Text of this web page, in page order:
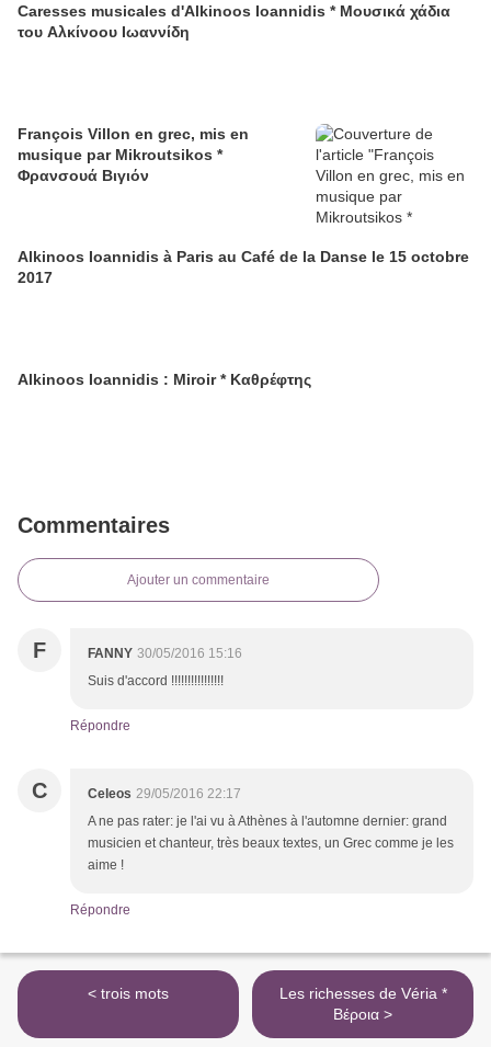
Caresses musicales d'Alkinoos Ioannidis * Μουσικά χάδια
του Αλκίνοου Ιωαννίδη
François Villon en grec, mis en
musique par Mikroutsikos *
Φρανσουά Βιγιόν
Alkinoos Ioannidis à Paris au Café de la Danse le 15 octobre
2017
Alkinoos Ioannidis : Miroir * Καθρέφτης
Commentaires
Ajouter un commentaire
F FANNY 30/05/2016 15:16
Suis d'accord !!!!!!!!!!!!!!!!
Répondre
C Celeos 29/05/2016 22:17
A ne pas rater: je l'ai vu à Athènes à l'automne dernier: grand
musicien et chanteur, très beaux textes, un Grec comme je les
aime !
Répondre
< trois mots
Les richesses de Véria *
Βέροια >